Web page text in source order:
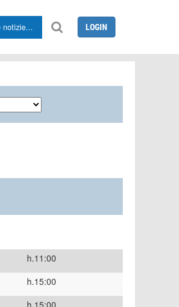
LOGIN
h.11:00
h.15:00
h.15:00